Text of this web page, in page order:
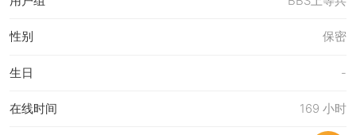
保密
性别
-
生日
169 小时
在线时间